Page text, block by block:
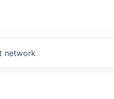
network